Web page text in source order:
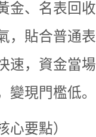
金、名表回
，貼合普通
速，資金當
變現門檻低。
心要點）